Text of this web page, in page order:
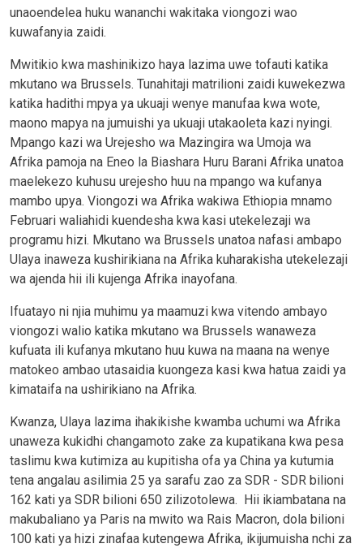
unaoendelea huku wananchi wakitaka viongozi wao
kuwafanyia zaidi.
Mwitikio kwa mashinikizo haya lazima uwe tofauti katika
mkutano wa Brussels. Tunahitaji matrilioni zaidi kuwekezwa
katika hadithi mpya ya ukuaji wenye manufaa kwa wote,
maono mapya na jumuishi ya ukuaji utakaoleta kazi nyingi.
Mpango kazi wa Urejesho wa Mazingira wa Umoja wa
Afrika pamoja na Eneo la Biashara Huru Barani Afrika unatoa
maelekezo kuhusu urejesho huu na mpango wa kufanya
mambo upya. Viongozi wa Afrika wakiwa Ethiopia mnamo
Februari waliahidi kuendesha kwa kasi utekelezaji wa
programu hizi. Mkutano wa Brussels unatoa nafasi ambapo
Ulaya inaweza kushirikiana na Afrika kuharakisha utekelezaji
wa ajenda hii ili kujenga Afrika inayofana.
Ifuatayo ni njia muhimu ya maamuzi kwa vitendo ambayo
viongozi walio katika mkutano wa Brussels wanaweza
kufuata ili kufanya mkutano huu kuwa na maana na wenye
matokeo ambao utasaidia kuongeza kasi kwa hatua zaidi ya
kimataifa na ushirikiano na Afrika.
Kwanza, Ulaya lazima ihakikishe kwamba uchumi wa Afrika
unaweza kukidhi changamoto zake za kupatikana kwa pesa
taslimu kwa kutimiza au kupitisha ofa ya China ya kutumia
tena angalau asilimia 25 ya sarafu zao za SDR - SDR bilioni
162 kati ya SDR bilioni 650 zilizotolewa. Hii ikiambatana na
makubaliano ya Paris na mwito wa Rais Macron, dola bilioni
100 kati ya hizi zinafaa kutengewa Afrika, ikijumuisha nchi za